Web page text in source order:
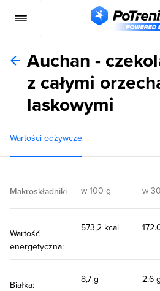
Auchan -
z całymi
laskowymi
Wartości odżywcze
Makroskładniki w 100 g w
Wartość
energetyczna:
573,2 kcal
Białka:
8,7 g 2.6 g